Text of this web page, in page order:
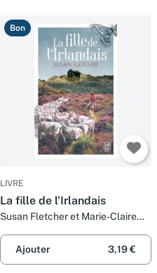
Bon
LIVRE
La fille de l'Irlandais
Susan Fletcher et Marie-Claire
Ajouter
3,19 €